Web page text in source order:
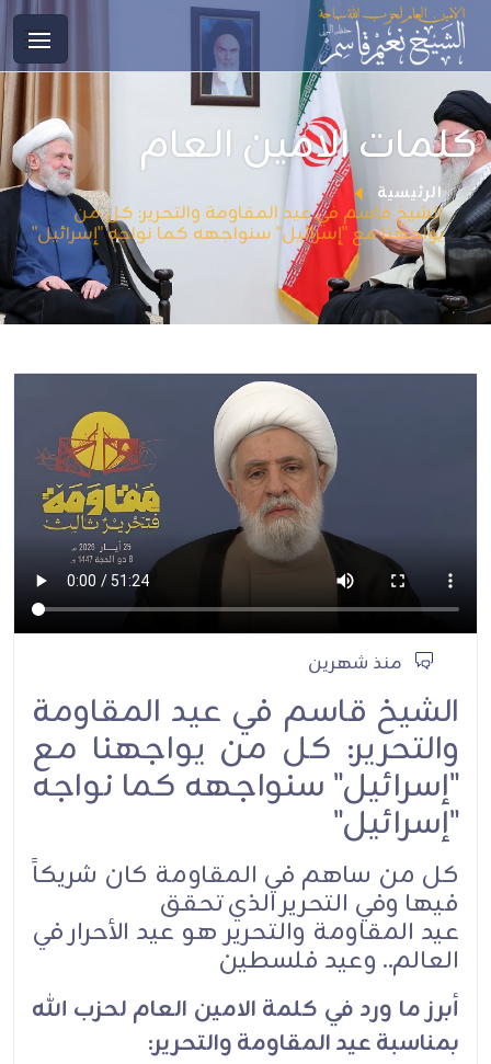
كلمات الامين العام
الرئيسية
الشيخ قاسم في عيد المقاومة والتحرير: كل من
يواجهنا مع "إسرائيل" سنواجهه كما نواجه "إسرائيل"
منذ شهرين
الشيخ قاسم في عيد المقاومة
والتحرير: كل من يواجهنا مع
"إسرائيل" سنواجهه كما نواجه
"إسرائيل"
كل من ساهم في المقاومة كان شريكاً
فيها وفي التحرير الذي تحقق
عيد المقاومة والتحرير هو عيد الأحرار في
العالم.. وعيد فلسطين
أبرز ما ورد في كلمة الامين العام لحزب الله
بمناسبة عيد المقاومة والتحرير: